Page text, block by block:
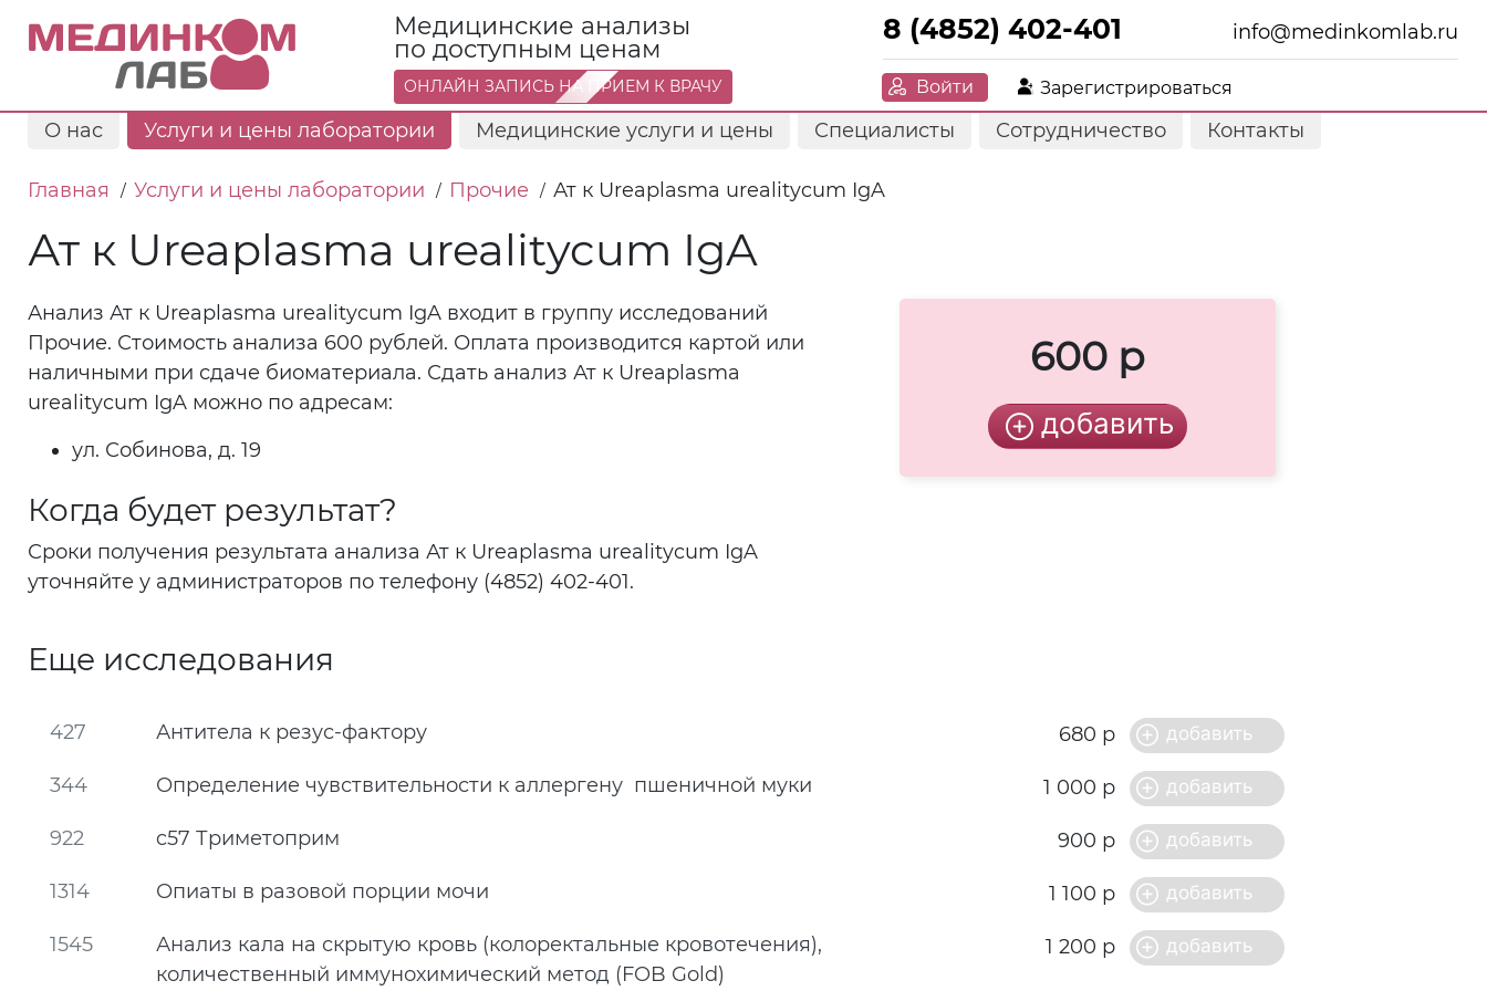
Медицинские анализы
по доступным ценам
ОНЛАЙН ЗАПИСЬ НА ПРИЕМ К ВРАЧУ
8 (4852) 402-401 info@medinkomlab.ru
Войти Зарегистрироваться
О нас Услуги и цены лаборатории Медицинские услуги и цены Специалисты Сотрудничество Контакты
Главная / Услуги и цены лаборатории / Прочие / Ат к Ureaplasma urealitycum IgA
Ат к Ureaplasma urealitycum IgA
Анализ Ат к Ureaplasma urealitycum IgA входит в группу исследований
Прочие. Стоимость анализа 600 рублей. Оплата производится картой или
наличными при сдаче биоматериала. Сдать анализ Ат к Ureaplasma
urealitycum IgA можно по адресам:
ул. Собинова, д. 19
Когда будет результат?
Сроки получения результата анализа Ат к Ureaplasma urealitycum IgA
уточняйте у администраторов по телефону (4852) 402-401.
600 р
Еще исследования
427 Антитела к резус-фактору 680 р
344 Определение чувствительности к аллергену пшеничной муки 1 000 р
922 c57 Триметоприм 900 р
1314 Опиаты в разовой порции мочи 1 100 р
1545
Анализ кала на скрытую кровь (колоректальные кровотечения),
количественный иммунохимический метод (FOB Gold)
1 200 р